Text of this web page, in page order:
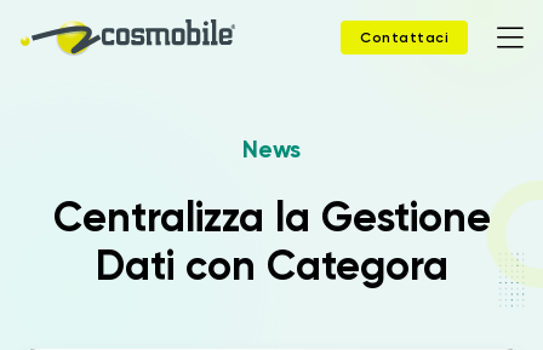
Contattaci
Prodotti
Soluzioni
News
Centralizza la Gestione
Dati con Categora